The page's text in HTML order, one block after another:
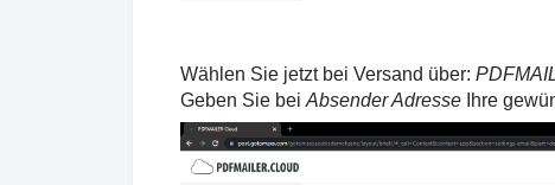
Wählen Sie jetzt bei Versand über:
Geben Sie bei Absender Adresse Ihre